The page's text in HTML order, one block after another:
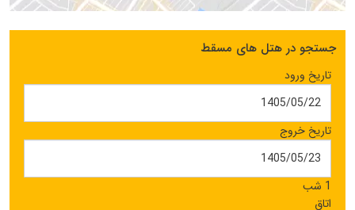
جستجو در هتل های مسقط
تاریخ ورود
تاریخ خروج
1 شب
اتاق